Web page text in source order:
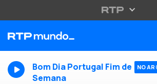
Bom Dia Portugal Fim de
Semana
NO AR